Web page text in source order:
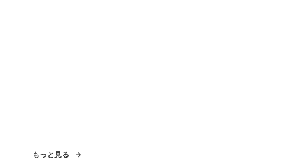
もっと見る